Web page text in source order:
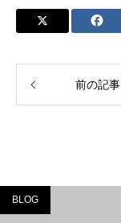
前の記事
BLOG